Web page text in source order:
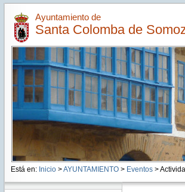
Ayuntamiento de
Santa Colomba de
Está en: Inicio >AYUNTAMIENTO> Eventos>